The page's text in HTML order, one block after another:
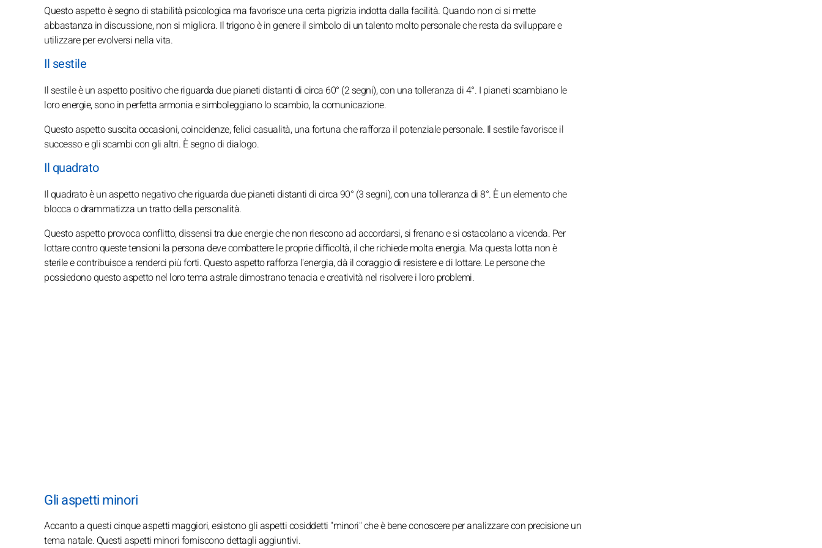
Questo aspetto è segno di stabilità psicologica ma favorisce una certa pigrizia indotta dalla facilità. Quando non ci si mette
abbastanza in discussione, non si migliora. Il trigono è in genere il simbolo di un talento molto personale che resta da sviluppare e
utilizzare per evolversi nella vita.
Il sestile
Il sestile è un aspetto positivo che riguarda due pianeti distanti di circa 60° (2 segni), con una tolleranza di 4°. I pianeti scambiano le
loro energie, sono in perfetta armonia e simboleggiano lo scambio, la comunicazione.
Questo aspetto suscita occasioni, coincidenze, felici casualità, una fortuna che rafforza il potenziale personale. Il sestile favorisce il
successo e gli scambi con gli altri. È segno di dialogo.
Il quadrato
Il quadrato è un aspetto negativo che riguarda due pianeti distanti di circa 90° (3 segni), con una tolleranza di 8°. È un elemento che
blocca o drammatizza un tratto della personalità.
Questo aspetto provoca conflitto, dissensi tra due energie che non riescono ad accordarsi, si frenano e si ostacolano a vicenda. Per
lottare contro queste tensioni la persona deve combattere le proprie difficoltà, il che richiede molta energia. Ma questa lotta non è
sterile e contribuisce a renderci più forti. Questo aspetto rafforza l'energia, dà il coraggio di resistere e di lottare. Le persone che
possiedono questo aspetto nel loro tema astrale dimostrano tenacia e creatività nel risolvere i loro problemi.
Gli aspetti minori
Accanto a questi cinque aspetti maggiori, esistono gli aspetti cosiddetti "minori" che è bene conoscere per analizzare con precisione un
tema natale. Questi aspetti minori forniscono dettagli aggiuntivi.